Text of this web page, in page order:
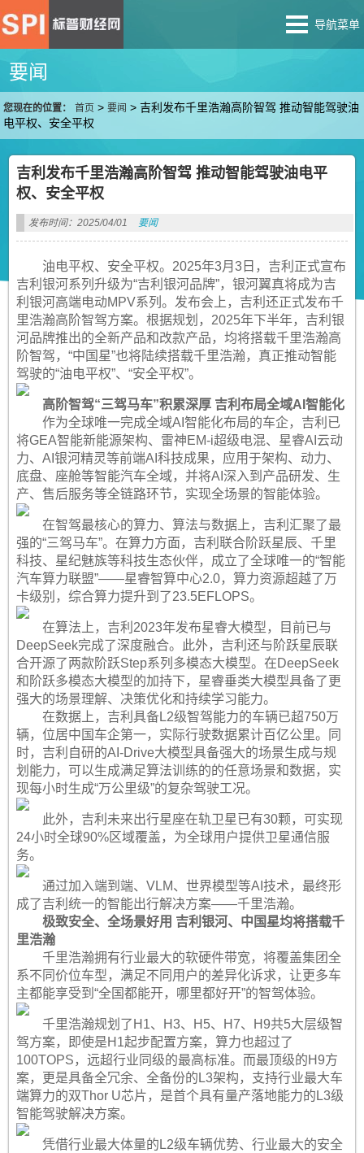
导航菜单
要闻
您现在的位置： 首页 >要闻 >吉利发布千里浩瀚高阶智驾 推动智能驾驶油
电平权、安全平权
吉利发布千里浩瀚高阶智驾 推动智能驾驶油电平
权、安全平权
发布时间：2025/04/01 要闻
油电平权、安全平权。2025年3月3日，吉利正式宣布
吉利银河系列升级为“吉利银河品牌”，银河翼真将成为吉
利银河高端电动MPV系列。发布会上，吉利还正式发布千
里浩瀚高阶智驾方案。根据规划，2025年下半年，吉利银
河品牌推出的全新产品和改款产品，均将搭载千里浩瀚高
阶智驾，“中国星”也将陆续搭载千里浩瀚，真正推动智能
驾驶的“油电平权”、“安全平权”。
高阶智驾“三驾马车”积累深厚 吉利布局全域AI智能化
作为全球唯一完成全域AI智能化布局的车企，吉利已
将GEA智能新能源架构、雷神EM-i超级电混、星睿AI云动
力、AI银河精灵等前端AI科技成果，应用于架构、动力、
底盘、座舱等智能汽车全域，并将AI深入到产品研发、生
产、售后服务等全链路环节，实现全场景的智能体验。
在智驾最核心的算力、算法与数据上，吉利汇聚了最
强的“三驾马车”。在算力方面，吉利联合阶跃星辰、千里
科技、星纪魅族等科技生态伙伴，成立了全球唯一的“智能
汽车算力联盟”——星睿智算中心2.0，算力资源超越了万
卡级别，综合算力提升到了23.5EFLOPS。
在算法上，吉利2023年发布星睿大模型，目前已与
DeepSeek完成了深度融合。此外，吉利还与阶跃星辰联
合开源了两款阶跃Step系列多模态大模型。在DeepSeek
和阶跃多模态大模型的加持下，星睿垂类大模型具备了更
强大的场景理解、决策优化和持续学习能力。
在数据上，吉利具备L2级智驾能力的车辆已超750万
辆，位居中国车企第一，实际行驶数据累计百亿公里。同
时，吉利自研的AI-Drive大模型具备强大的场景生成与规
划能力，可以生成满足算法训练的的任意场景和数据，实
现每小时生成“万公里级”的复杂驾驶工况。
此外，吉利未来出行星座在轨卫星已有30颗，可实现
24小时全球90%区域覆盖，为全球用户提供卫星通信服
务。
通过加入端到端、VLM、世界模型等AI技术，最终形
成了吉利统一的智能出行解决方案——千里浩瀚。
极致安全、全场景好用 吉利银河、中国星均将搭载千
里浩瀚
千里浩瀚拥有行业最大的软硬件带宽，将覆盖集团全
系不同价位车型，满足不同用户的差异化诉求，让更多车
主都能享受到“全国都能开，哪里都好开”的智驾体验。
千里浩瀚规划了H1、H3、H5、H7、H9共5大层级智
驾方案，即使是H1起步配置方案，算力也超过了
100TOPS，远超行业同级的最高标准。而最顶级的H9方
案，更是具备全冗余、全备份的L3架构，支持行业最大车
端算力的双Thor U芯片，是首个具有量产落地能力的L3级
智能驾驶解决方案。
凭借行业最大体量的L2级车辆优势、行业最大的安全